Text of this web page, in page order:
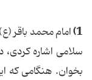
1) امام محمد باقر
سلامی اشاره کردی،
بخوان. هنگامی که